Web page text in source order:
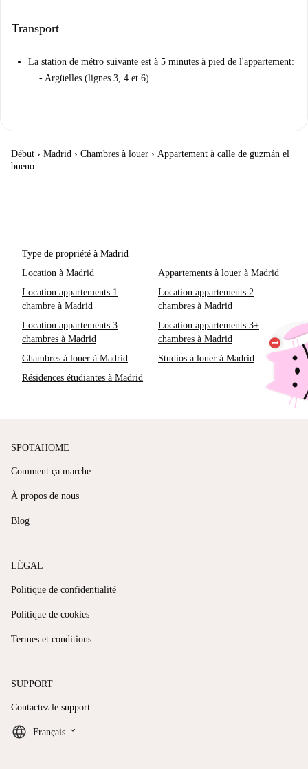
Transport
La station de métro suivante est à 5 minutes à pied de l'appartement:
- Argüelles (lignes 3, 4 et 6)
Début › Madrid › Chambres à louer › Appartement à calle de guzmán el
bueno
Type de propriété à Madrid
Location à Madrid
Appartements à louer à Madrid
Location appartements 1
chambre à Madrid
Location appartements 2
chambres à Madrid
Location appartements 3
chambres à Madrid
Location appartements 3+
chambres à Madrid
Chambres à louer à Madrid
Studios à louer à Madrid
Résidences étudiantes à Madrid
SPOTAHOME
Comment ça marche
À propos de nous
Blog
LÉGAL
Politique de confidentialité
Politique de cookies
Termes et conditions
SUPPORT
Contactez le support
Français keyboard_arrow_down